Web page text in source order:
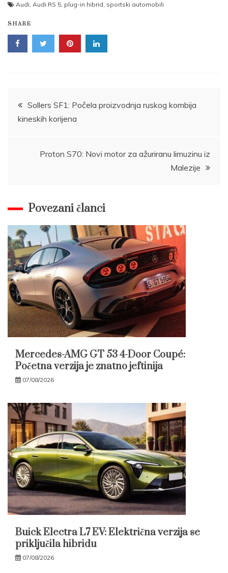
Audi, Audi RS 5, plug-in hibrid, sportski automobili
SHARE
Post
navigation
Sollers SF1: Počela proizvodnja ruskog kombija
kineskih korijena
Proton S70: Novi motor za ažuriranu limuzinu iz
Malezije
Povezani članci
Mercedes-AMG GT 53 4-Door Coupé:
Početna verzija je znatno jeftinija
07/08/2026
Buick Electra L7 EV: Električna verzija se
priključila hibridu
07/08/2026